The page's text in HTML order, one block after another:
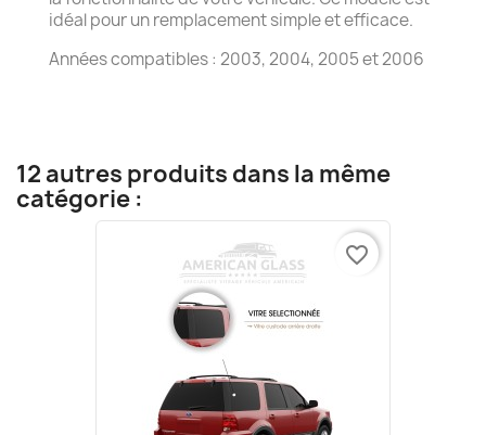
idéal pour un remplacement simple et efficace.
Années compatibles : 2003, 2004, 2005 et 2006
12 autres produits dans la même
catégorie :
favorite_border